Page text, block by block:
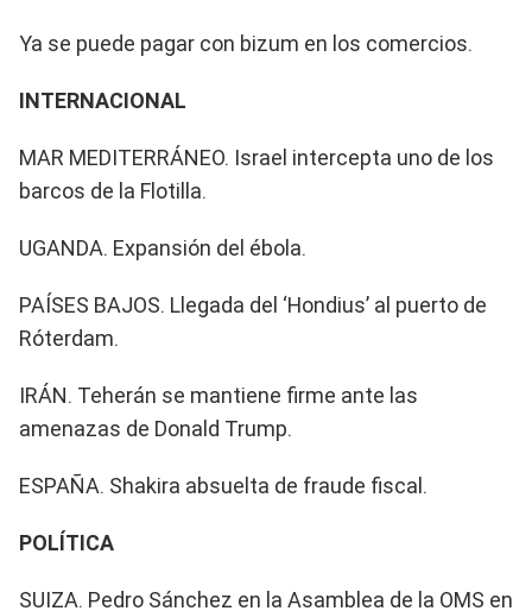
Ya se puede pagar con bizum en los comercios.
INTERNACIONAL
MAR MEDITERRÁNEO. Israel intercepta uno de los
barcos de la Flotilla.
UGANDA. Expansión del ébola.
PAÍSES BAJOS. Llegada del ‘Hondius’ al puerto de
Róterdam.
IRÁN. Teherán se mantiene firme ante las
amenazas de Donald Trump.
ESPAÑA. Shakira absuelta de fraude fiscal.
POLÍTICA
SUIZA. Pedro Sánchez en la Asamblea de la OMS en